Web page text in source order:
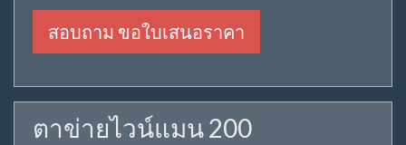
สอบถาม ขอใบเสนอราคา
ตาข่ายไวน์แมน 200